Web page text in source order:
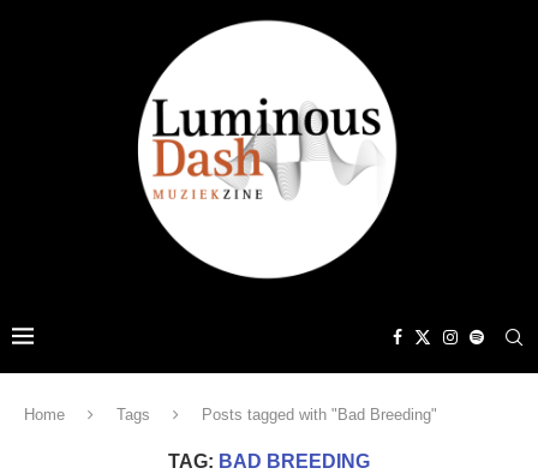
Home Tags Posts tagged with "Bad Breeding"
TAG: BAD BREEDING